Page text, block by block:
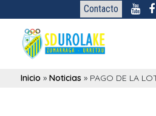
Contacto
Inicio »Noticias » PAGO DE LA